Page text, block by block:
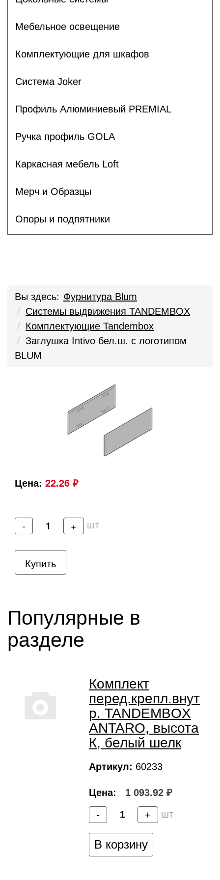
Мебельное освещение
Комплектующие для шкафов
Система Joker
Профиль Алюминиевый PREMIAL
Ручка профиль GOLA
Каркасная мебель Loft
Мерч и Образцы
Опоры и подпятники
Вы здесь: Фурнитура Blum
Системы выдвижения TANDEMBOX
Комплектующие Tandembox
Заглушка Intivo бел.ш. с логотипом
BLUM
Цена: 22.26 ₽
- + шт
Купить
Популярные в
разделе
Комплект
перед.крепл.внут
р. TANDEMBOX
ANTARO, высота
К, белый шелк
Артикул: 60233
Цена: 1 093.92 ₽
- + шт
В корзину